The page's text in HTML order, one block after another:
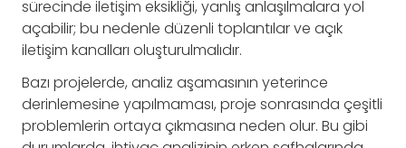
sürecinde iletişim eksikliği, yanlış anlaşılmalara yol
açabilir; bu nedenle düzenli toplantılar ve açık
iletişim kanalları oluşturulmalıdır.
Bazı projelerde, analiz aşamasının yeterince
derinlemesine yapılmaması, proje sonrasında çeşitli
problemlerin ortaya çıkmasına neden olur. Bu gibi